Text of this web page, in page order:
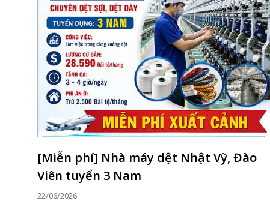
[Miễn phí] Nhà máy dệt Nhật Vỹ, Đào
Viên tuyển 3 Nam
22/06/2026